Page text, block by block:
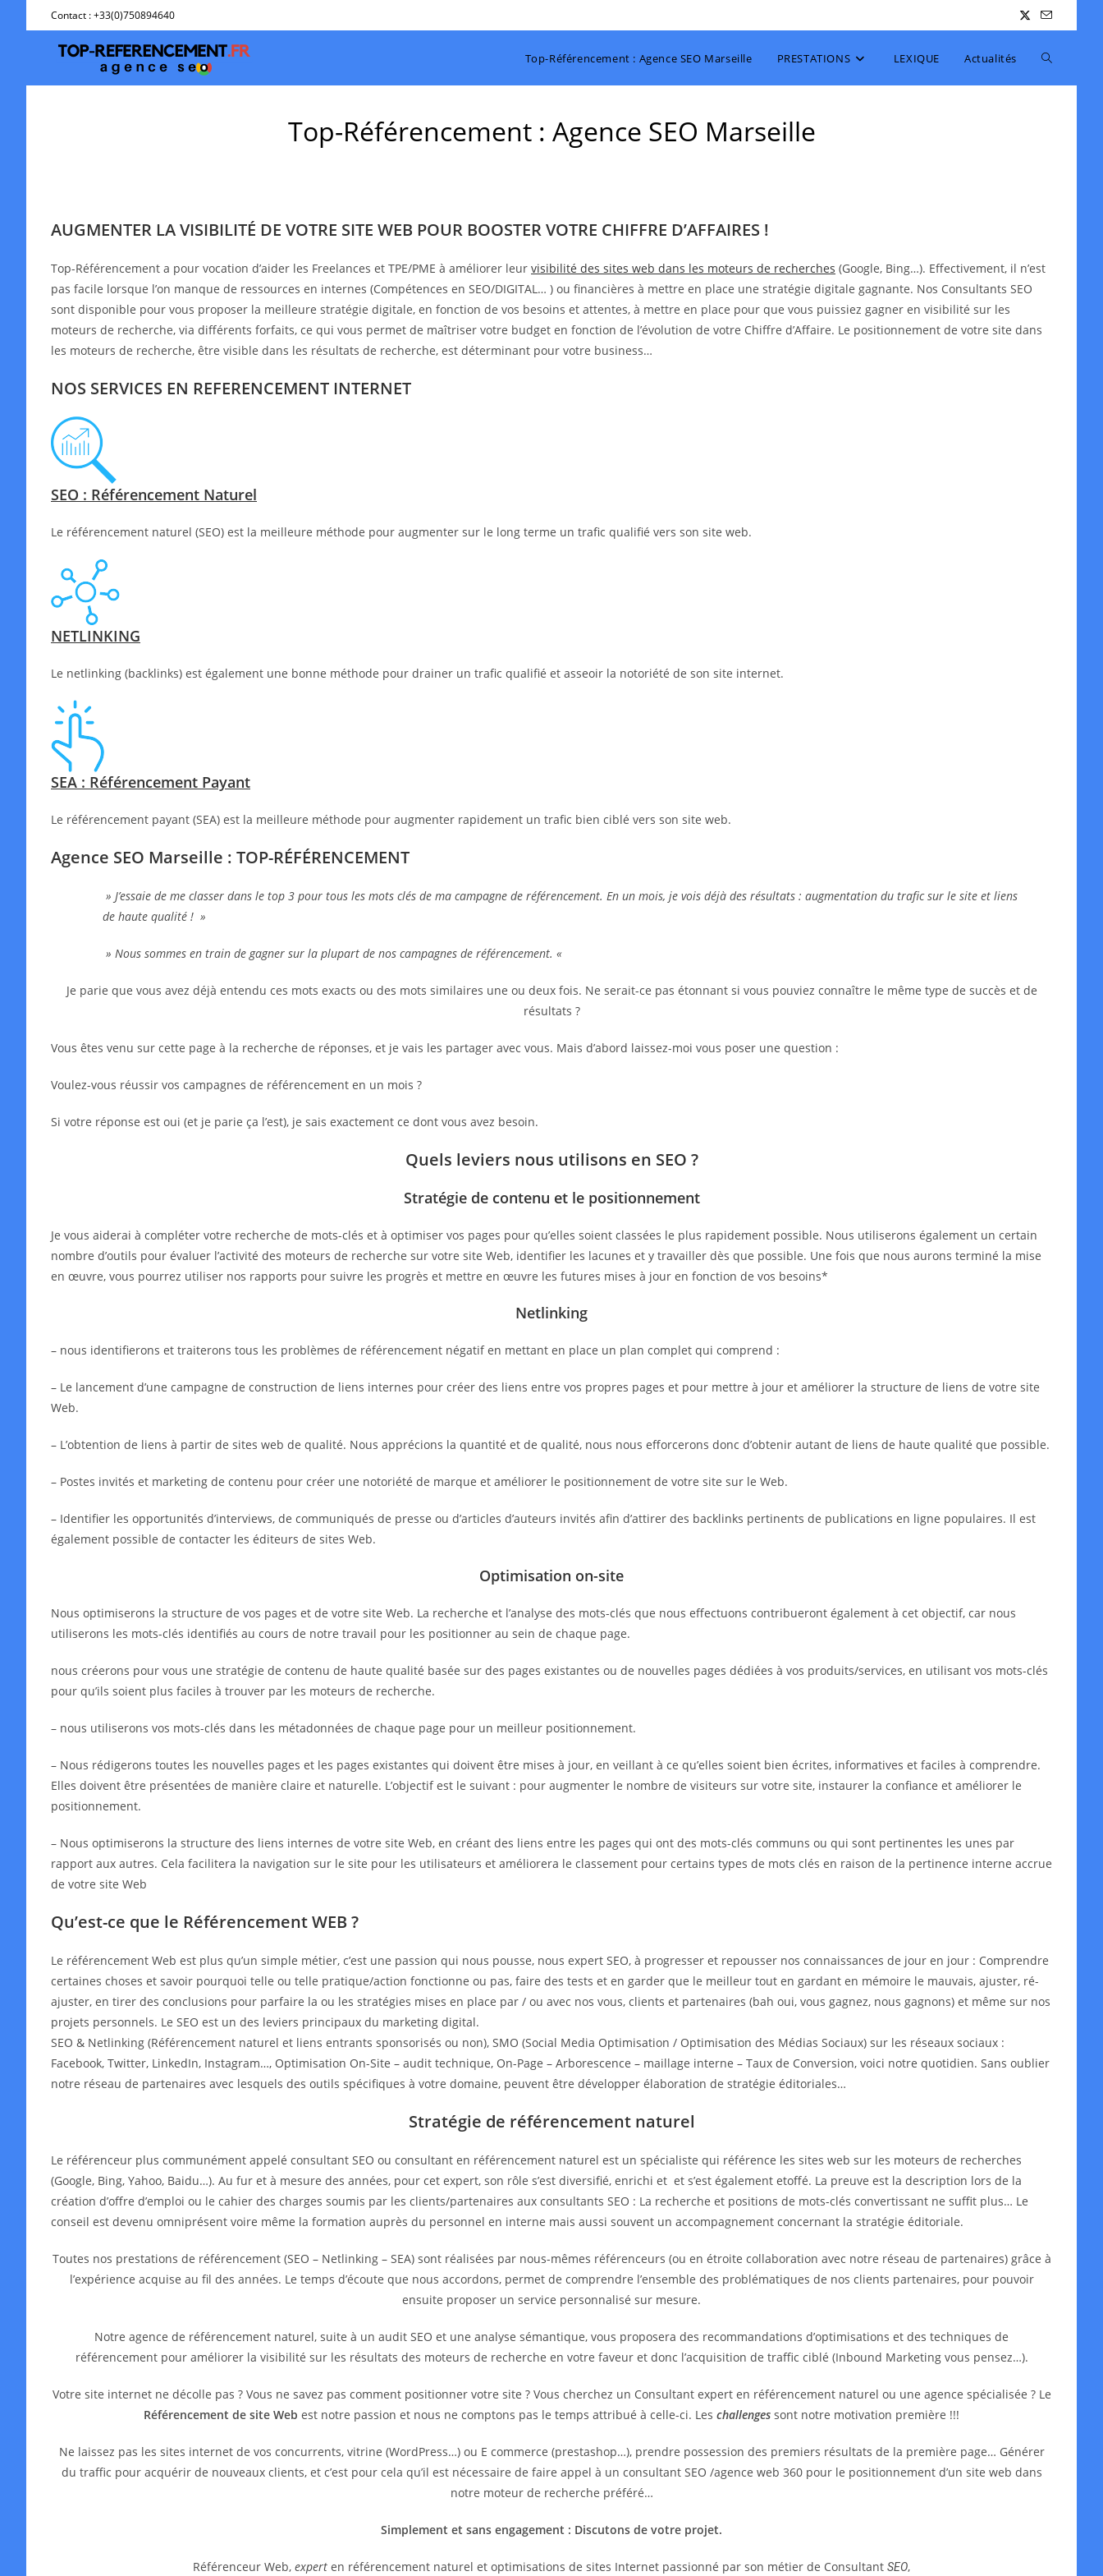
Contact : +33(0)750894640
Top-Référencement : Agence SEO Marseille PRESTATIONS LEXIQUE Actualités Toggle
Top-Référencement : Agence SEO Marseille
AUGMENTER LA VISIBILITÉ DE VOTRE SITE WEB POUR BOOSTER VOTRE CHIFFRE D’AFFAIRES !
Top-Référencement a pour vocation d’aider les Freelances et TPE/PME à améliorer leur visibilité des sites web dans les moteurs de recherches (Google, Bing…). Effectivement, il n’est
pas facile lorsque l’on manque de ressources en internes (Compétences en SEO/DIGITAL… ) ou financières à mettre en place une stratégie digitale gagnante. Nos Consultants SEO
sont disponible pour vous proposer la meilleure stratégie digitale, en fonction de vos besoins et attentes, à mettre en place pour que vous puissiez gagner en visibilité sur les
moteurs de recherche, via différents forfaits, ce qui vous permet de maîtriser votre budget en fonction de l’évolution de votre Chiffre d’Affaire. Le positionnement de votre site dans
les moteurs de recherche, être visible dans les résultats de recherche, est déterminant pour votre business…
NOS SERVICES EN REFERENCEMENT INTERNET
SEO : Référencement Naturel
Le référencement naturel (SEO) est la meilleure méthode pour augmenter sur le long terme un trafic qualifié vers son site web.
NETLINKING
Le netlinking (backlinks) est également une bonne méthode pour drainer un trafic qualifié et asseoir la notoriété de son site internet.
SEA : Référencement Payant
Le référencement payant (SEA) est la meilleure méthode pour augmenter rapidement un trafic bien ciblé vers son site web.
Agence SEO Marseille : TOP-RÉFÉRENCEMENT
» J’essaie de me classer dans le top 3 pour tous les mots clés de ma campagne de référencement. En un mois, je vois déjà des résultats : augmentation du trafic sur le site et liens
de haute qualité ! »
» Nous sommes en train de gagner sur la plupart de nos campagnes de référencement. «
Je parie que vous avez déjà entendu ces mots exacts ou des mots similaires une ou deux fois. Ne serait-ce pas étonnant si vous pouviez connaître le même type de succès et de
résultats ?
Vous êtes venu sur cette page à la recherche de réponses, et je vais les partager avec vous. Mais d’abord laissez-moi vous poser une question :
Voulez-vous réussir vos campagnes de référencement en un mois ?
Si votre réponse est oui (et je parie ça l’est), je sais exactement ce dont vous avez besoin.
Quels leviers nous utilisons en SEO ?
Stratégie de contenu et le positionnement
Je vous aiderai à compléter votre recherche de mots-clés et à optimiser vos pages pour qu’elles soient classées le plus rapidement possible. Nous utiliserons également un certain
nombre d’outils pour évaluer l’activité des moteurs de recherche sur votre site Web, identifier les lacunes et y travailler dès que possible. Une fois que nous aurons terminé la mise
en œuvre, vous pourrez utiliser nos rapports pour suivre les progrès et mettre en œuvre les futures mises à jour en fonction de vos besoins*
Netlinking
– nous identifierons et traiterons tous les problèmes de référencement négatif en mettant en place un plan complet qui comprend :
– Le lancement d’une campagne de construction de liens internes pour créer des liens entre vos propres pages et pour mettre à jour et améliorer la structure de liens de votre site
Web.
– L’obtention de liens à partir de sites web de qualité. Nous apprécions la quantité et de qualité, nous nous efforcerons donc d’obtenir autant de liens de haute qualité que possible.
– Postes invités et marketing de contenu pour créer une notoriété de marque et améliorer le positionnement de votre site sur le Web.
– Identifier les opportunités d’interviews, de communiqués de presse ou d’articles d’auteurs invités afin d’attirer des backlinks pertinents de publications en ligne populaires. Il est
également possible de contacter les éditeurs de sites Web.
Optimisation on-site
Nous optimiserons la structure de vos pages et de votre site Web. La recherche et l’analyse des mots-clés que nous effectuons contribueront également à cet objectif, car nous
utiliserons les mots-clés identifiés au cours de notre travail pour les positionner au sein de chaque page.
nous créerons pour vous une stratégie de contenu de haute qualité basée sur des pages existantes ou de nouvelles pages dédiées à vos produits/services, en utilisant vos mots-clés
pour qu’ils soient plus faciles à trouver par les moteurs de recherche.
– nous utiliserons vos mots-clés dans les métadonnées de chaque page pour un meilleur positionnement.
– Nous rédigerons toutes les nouvelles pages et les pages existantes qui doivent être mises à jour, en veillant à ce qu’elles soient bien écrites, informatives et faciles à comprendre.
Elles doivent être présentées de manière claire et naturelle. L’objectif est le suivant : pour augmenter le nombre de visiteurs sur votre site, instaurer la confiance et améliorer le
positionnement.
– Nous optimiserons la structure des liens internes de votre site Web, en créant des liens entre les pages qui ont des mots-clés communs ou qui sont pertinentes les unes par
rapport aux autres. Cela facilitera la navigation sur le site pour les utilisateurs et améliorera le classement pour certains types de mots clés en raison de la pertinence interne accrue
de votre site Web
Qu’est-ce que le Référencement WEB ?
Le référencement Web est plus qu’un simple métier, c’est une passion qui nous pousse, nous expert SEO, à progresser et repousser nos connaissances de jour en jour : Comprendre
certaines choses et savoir pourquoi telle ou telle pratique/action fonctionne ou pas, faire des tests et en garder que le meilleur tout en gardant en mémoire le mauvais, ajuster, ré-
ajuster, en tirer des conclusions pour parfaire la ou les stratégies mises en place par / ou avec nos vous, clients et partenaires (bah oui, vous gagnez, nous gagnons) et même sur nos
projets personnels. Le SEO est un des leviers principaux du marketing digital.
SEO & Netlinking (Référencement naturel et liens entrants sponsorisés ou non), SMO (Social Media Optimisation / Optimisation des Médias Sociaux) sur les réseaux sociaux :
Facebook, Twitter, LinkedIn, Instagram…, Optimisation On-Site – audit technique, On-Page – Arborescence – maillage interne – Taux de Conversion, voici notre quotidien. Sans oublier
notre réseau de partenaires avec lesquels des outils spécifiques à votre domaine, peuvent être développer élaboration de stratégie éditoriales…
Stratégie de référencement naturel
Le référenceur plus communément appelé consultant SEO ou consultant en référencement naturel est un spécialiste qui référence les sites web sur les moteurs de recherches
(Google, Bing, Yahoo, Baidu…). Au fur et à mesure des années, pour cet expert, son rôle s’est diversifié, enrichi et et s’est également etoffé. La preuve est la description lors de la
création d’offre d’emploi ou le cahier des charges soumis par les clients/partenaires aux consultants SEO : La recherche et positions de mots-clés convertissant ne suffit plus… Le
conseil est devenu omniprésent voire même la formation auprès du personnel en interne mais aussi souvent un accompagnement concernant la stratégie éditoriale.
Toutes nos prestations de référencement (SEO – Netlinking – SEA) sont réalisées par nous-mêmes référenceurs (ou en étroite collaboration avec notre réseau de partenaires) grâce à
l’expérience acquise au fil des années. Le temps d’écoute que nous accordons, permet de comprendre l’ensemble des problématiques de nos clients partenaires, pour pouvoir
ensuite proposer un service personnalisé sur mesure.
Notre agence de référencement naturel, suite à un audit SEO et une analyse sémantique, vous proposera des recommandations d’optimisations et des techniques de
référencement pour améliorer la visibilité sur les résultats des moteurs de recherche en votre faveur et donc l’acquisition de traffic ciblé (Inbound Marketing vous pensez…).
Votre site internet ne décolle pas ? Vous ne savez pas comment positionner votre site ? Vous cherchez un Consultant expert en référencement naturel ou une agence spécialisée ? Le
Référencement de site Web est notre passion et nous ne comptons pas le temps attribué à celle-ci. Les challenges sont notre motivation première !!!
Ne laissez pas les sites internet de vos concurrents, vitrine (WordPress…) ou E commerce (prestashop…), prendre possession des premiers résultats de la première page… Générer
du traffic pour acquérir de nouveaux clients, et c’est pour cela qu’il est nécessaire de faire appel à un consultant SEO /agence web 360 pour le positionnement d’un site web dans
notre moteur de recherche préféré…
Simplement et sans engagement : Discutons de votre projet.
Référenceur Web, expert en référencement naturel et optimisations de sites Internet passionné par son métier de Consultant SEO,